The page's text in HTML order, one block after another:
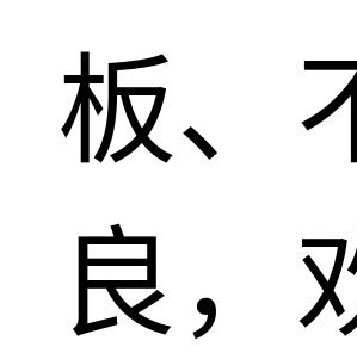
板、
良，